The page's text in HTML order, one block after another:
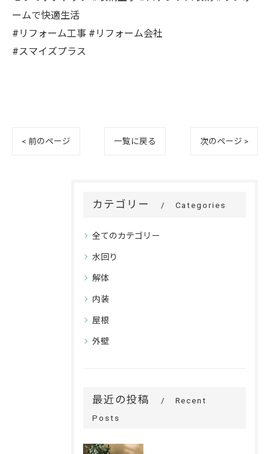
ームで快適生活
#リフォーム工事 #リフォーム会社
#スマイズプラス
< 前のページ 一覧に戻る 次のページ >
カテゴリー Categories
全てのカテゴリー
水回り
解体
内装
屋根
外壁
最近の投稿
Recent
Posts